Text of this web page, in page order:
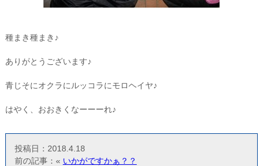
種まき種まき♪
ありがとうございます♪
青じそにオクラにルッコラにモロヘイヤ♪
はやく、おおきくなーーーれ♪
投稿日：2018.4.18
前の記事：« いかがですかぁ？？